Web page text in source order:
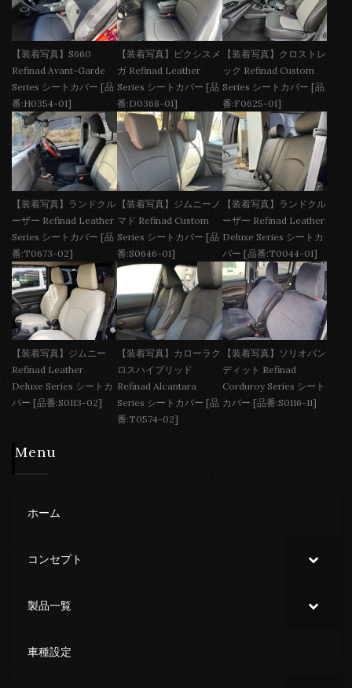
【装着写真】S660
Refinad Avant-Garde
Series シートカバー [品
番:H0354-01]
【装着写真】ピクシスメ
ガ Refinad Leather
Series シートカバー [品
番:D0368-01]
【装着写真】クロストレ
ック Refinad Custom
Series シートカバー [品
番:F0625-01]
【装着写真】ランドクル
ーザー Refinad Leather
Series シートカバー [品
番:T0673-02]
【装着写真】ジムニーノ
マド Refinad Custom
Series シートカバー [品
番:S0646-01]
【装着写真】ランドクル
ーザー Refinad Leather
Deluxe Series シートカ
バー [品番:T0044-01]
【装着写真】ジムニー
Refinad Leather
Deluxe Series シートカ
バー [品番:S0113-02]
【装着写真】カローラク
ロスハイブリッド
Refinad Alcantara
Series シートカバー [品
番:T0574-02]
【装着写真】ソリオバン
ディット Refinad
Corduroy Series シート
カバー [品番:S0116-11]
Menu
ホーム
コンセプト
製品一覧
車種設定